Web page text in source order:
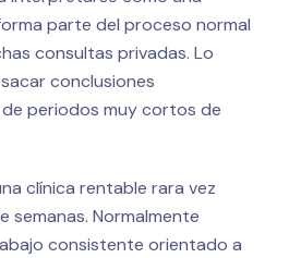
parte del proceso normal
consultas privadas. Lo
conclusiones
periodos muy cortos de
clínica rentable rara vez
semanas. Normalmente
consistente orientado a